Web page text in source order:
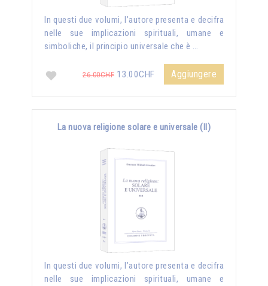
In questi due volumi, l’autore presenta e decifra
nelle sue implicazioni spirituali, umane e
simboliche, il principio universale che è …
26.00CHF 13.00CHF Aggiungere
La nuova religione solare e universale (II)
In questi due volumi, l’autore presenta e decifra
nelle sue implicazioni spirituali, umane e